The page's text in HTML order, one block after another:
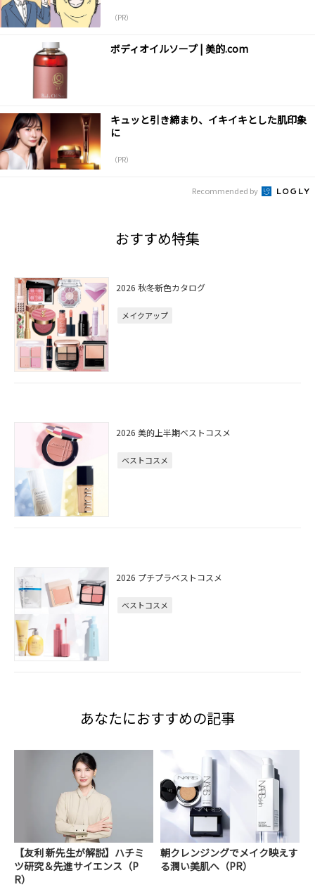
（PR）
ボディオイルソープ | 美的.com
キュッと引き締まり、イキイキとした肌印象
に
（PR）
Recommended by
おすすめ特集
2026 秋冬新色カタログ
メイクアップ
2026 美的上半期ベストコスメ
ベストコスメ
2026 プチプラベストコスメ
ベストコスメ
あなたにおすすめの記事
【友利 新先生が解説】ハチミ
ツ研究＆先進サイエンス（P
R）
朝クレンジングでメイク映えす
る潤い美肌へ（PR）